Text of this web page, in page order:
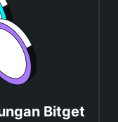
Bitget